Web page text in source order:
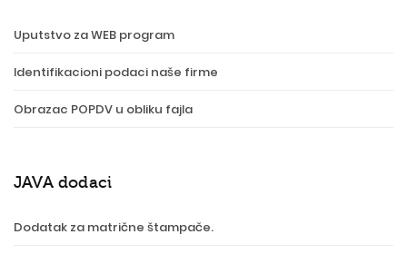
Uputstvo za WEB program
Identifikacioni podaci naše firme
Obrazac POPDV u obliku fajla
JAVA dodaci
Dodatak za matrične štampače.